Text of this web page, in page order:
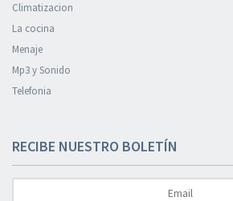
Climatizacion
La cocina
Menaje
Mp3 y Sonido
Telefonia
RECIBE NUESTRO BOLETÍN